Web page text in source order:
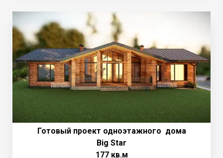
Готовый проект одноэтажного дома
Big Star
177 кв.м